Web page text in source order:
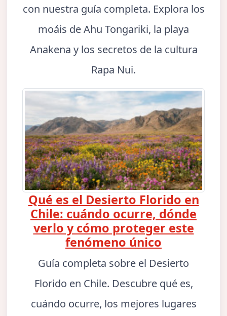
con nuestra guía completa. Explora los
moáis de Ahu Tongariki, la playa
Anakena y los secretos de la cultura
Rapa Nui.
Qué es el Desierto Florido en
Chile: cuándo ocurre, dónde
verlo y cómo proteger este
fenómeno único
Guía completa sobre el Desierto
Florido en Chile. Descubre qué es,
cuándo ocurre, los mejores lugares